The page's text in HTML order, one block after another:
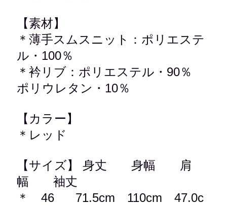
【素材】
＊薄手スムスニット：ポリエステ
ル・100％
＊衿リブ：ポリエステル・90％
ポリウレタン・10％
【カラー】
＊レッド
【サイズ】 身丈 身幅 肩
幅 袖丈
＊ 46 71.5cm 110cm 47.0c